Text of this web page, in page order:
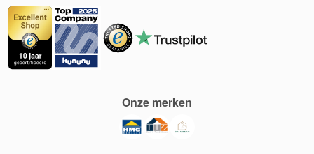
Onze merken